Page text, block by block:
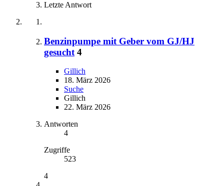
Letzte Antwort
Benzinpumpe mit Geber vom GJ/HJ
gesucht 4
Gillich
18. März 2026
Suche
Gillich
22. März 2026
Antworten
4
Zugriffe
523
4